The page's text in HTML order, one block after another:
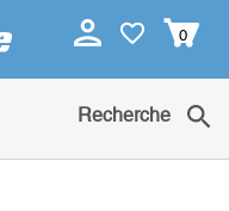
0
Recherche